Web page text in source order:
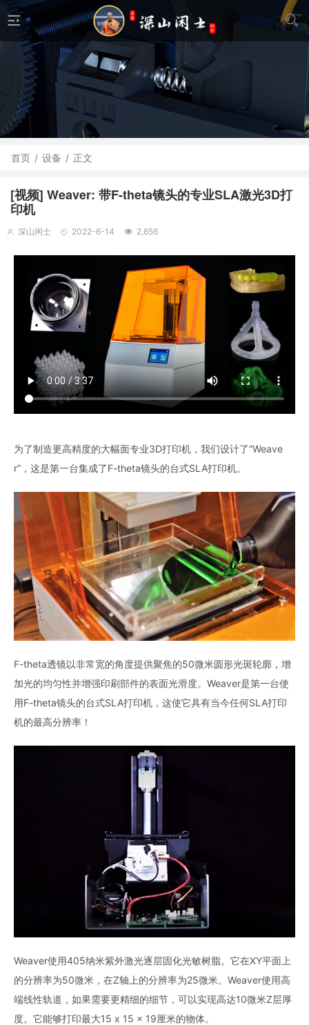
首页 / 设备 / 正文
[视频] Weaver: 带F-theta镜头的专业SLA激光3D打
印机
深山闲士 2022-6-14 2,656
为了制造更高精度的大幅面专业3D打印机，我们设计了“Weave
r”，这是第一台集成了F-theta镜头的台式SLA打印机。
F-theta透镜以非常宽的角度提供聚焦的50微米圆形光斑轮廓，增
加光的均匀性并增强印刷部件的表面光滑度。Weaver是第一台使
用F-theta镜头的台式SLA打印机，这使它具有当今任何SLA打印
机的最高分辨率！
Weaver使用405纳米紫外激光逐层固化光敏树脂。它在XY平面上
的分辨率为50微米，在Z轴上的分辨率为25微米。Weaver使用高
端线性轨道，如果需要更精细的细节，可以实现高达10微米Z层厚
度。它能够打印最大15 x 15 x 19厘米的物体。